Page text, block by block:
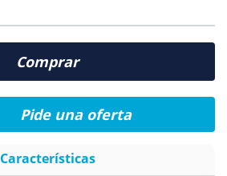
Comprar
Pide una oferta
Características